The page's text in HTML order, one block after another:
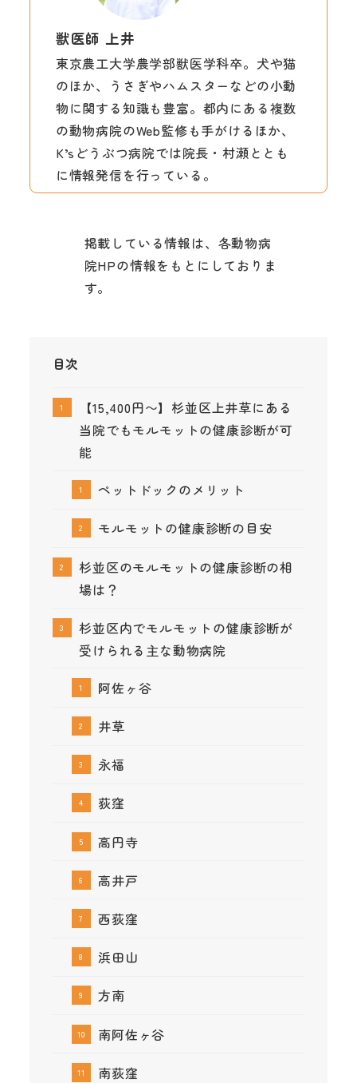
獣医師 上井
東京農工大学農学部獣医学科卒。犬や猫
のほか、うさぎやハムスターなどの小動
物に関する知識も豊富。都内にある複数
の動物病院のWeb監修も手がけるほか、
K’sどうぶつ病院では院長・村瀬ととも
に情報発信を行っている。
掲載している情報は、各動物病
院HPの情報をもとにしておりま
す。
目次
【15,400円〜】杉並区上井草にある
当院でもモルモットの健康診断が可
能
ペットドックのメリット
モルモットの健康診断の目安
杉並区のモルモットの健康診断の相
場は？
杉並区内でモルモットの健康診断が
受けられる主な動物病院
阿佐ヶ谷
井草
永福
荻窪
高円寺
高井戸
西荻窪
浜田山
方南
南阿佐ヶ谷
南荻窪